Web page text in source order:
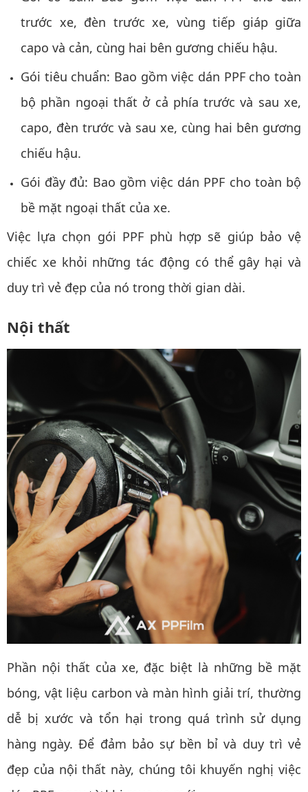
trước xe, đèn trước xe, vùng tiếp giáp giữa
capo và cản, cùng hai bên gương chiếu hậu.
Gói tiêu chuẩn: Bao gồm việc dán PPF cho toàn
bộ phần ngoại thất ở cả phía trước và sau xe,
capo, đèn trước và sau xe, cùng hai bên gương
chiếu hậu.
Gói đầy đủ: Bao gồm việc dán PPF cho toàn bộ
bề mặt ngoại thất của xe.
Việc lựa chọn gói PPF phù hợp sẽ giúp bảo vệ
chiếc xe khỏi những tác động có thể gây hại và
duy trì vẻ đẹp của nó trong thời gian dài.
Nội thất
Phần nội thất của xe, đặc biệt là những bề mặt
bóng, vật liệu carbon và màn hình giải trí, thường
dễ bị xước và tổn hại trong quá trình sử dụng
hàng ngày. Để đảm bảo sự bền bỉ và duy trì vẻ
đẹp của nội thất này, chúng tôi khuyến nghị việc